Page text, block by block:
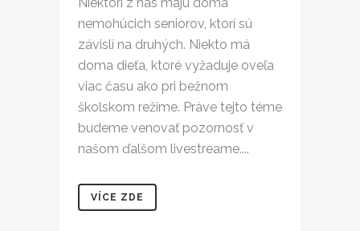
nemohúcich seniorov, ktorí sú
závislí na druhých. Niekto má
doma dieťa, ktoré vyžaduje oveľa
viac času ako pri bežnom
školskom režime. Práve tejto téme
budeme venovať pozornosť v
našom ďalšom livestreame....
VÍCE ZDE